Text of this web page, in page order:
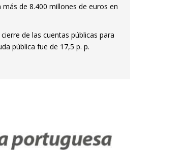
de 8.400 millones de euros en
de las cuentas públicas para
pública fue de 17,5 p. p.